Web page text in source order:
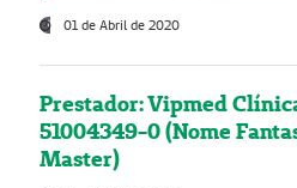
01 de Abril de 2020
Prestador: Vipmed
51004349-0 (Nome
Master)